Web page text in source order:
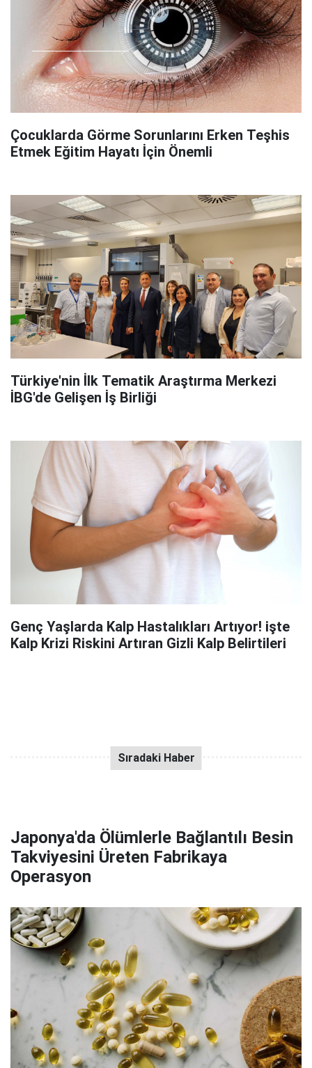
Çocuklarda Görme Sorunlarını Erken Teşhis
Etmek Eğitim Hayatı İçin Önemli
Türkiye'nin İlk Tematik Araştırma Merkezi
İBG'de Gelişen İş Birliği
Genç Yaşlarda Kalp Hastalıkları Artıyor! işte
Kalp Krizi Riskini Artıran Gizli Kalp Belirtileri
Japonya'da Ölümlerle Bağlantılı Besin
Takviyesini Üreten Fabrikaya
Operasyon